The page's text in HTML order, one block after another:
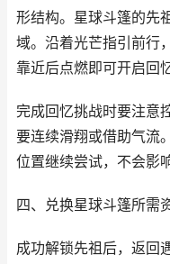
形结构。星球斗篷的先
域。沿着光芒指引前行
靠近后点燃即可开启回
完成回忆挑战时要注意
要连续滑翔或借助气流
位置继续尝试，不会影
四、兑换星球斗篷所需
成功解锁先祖后，返回